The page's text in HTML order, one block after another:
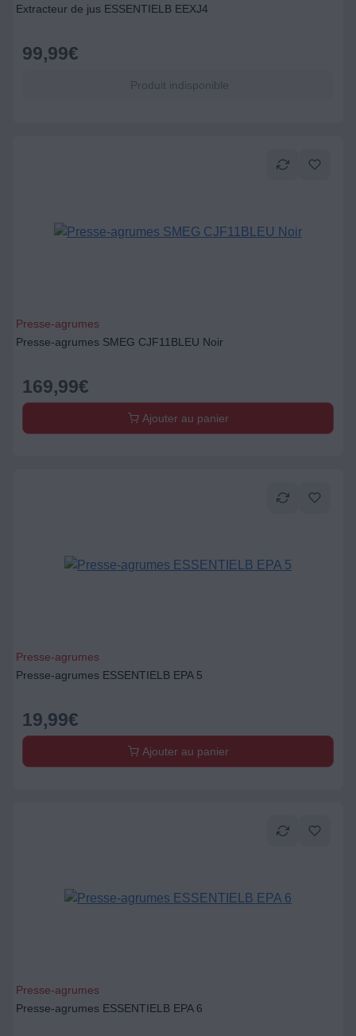
Extracteur de jus ESSENTIELB EEXJ4
99,99€
Produit indisponible
Presse-agrumes
Presse-agrumes SMEG CJF11BLEU Noir
169,99€
Ajouter au panier
Presse-agrumes
Presse-agrumes ESSENTIELB EPA 5
19,99€
Ajouter au panier
Presse-agrumes
Presse-agrumes ESSENTIELB EPA 6